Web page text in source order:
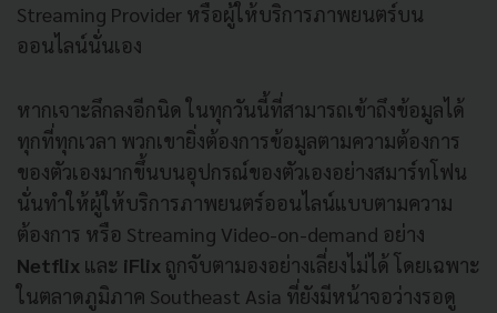
Streaming Provider หรือผู้ให้บริการภาพยนตร์บน
ออนไลน์นั่นเอง
หากเจาะลึกลงอีกนิด ในทุกวันนี้ที่สามารถเข้าถึงข้อมูลได้
ทุกที่ทุกเวลา พวกเขายิ่งต้องการข้อมูลตามความต้องการ
ของตัวเองมากขึ้นบนอุปกรณ์ของตัวเองอย่างสมาร์ทโฟน
นั่นทำให้ผู้ให้บริการภาพยนตร์ออนไลน์แบบตามความ
ต้องการ หรือ Streaming Video-on-demand อย่าง
Netflix และ iFlix ถูกจับตามองอย่างเลี่ยงไม่ได้ โดยเฉพาะ
ในตลาดภูมิภาค Southeast Asia ที่ยังมีหน้าจอว่างรอดู